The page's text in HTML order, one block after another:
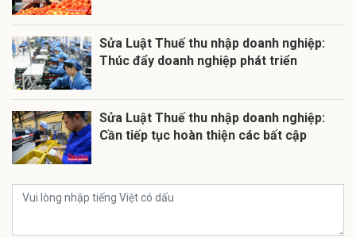
Sửa Luật Thuế thu nhập doanh nghiệp:
Thúc đẩy doanh nghiệp phát triển
Sửa Luật Thuế thu nhập doanh nghiệp:
Cần tiếp tục hoàn thiện các bất cập